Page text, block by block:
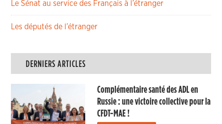
Le Sénat au service des Français à l’étranger
Les députés de l’étranger
DERNIERS ARTICLES
Complémentaire santé des ADL en
Russie : une victoire collective pour la
CFDT-MAE !